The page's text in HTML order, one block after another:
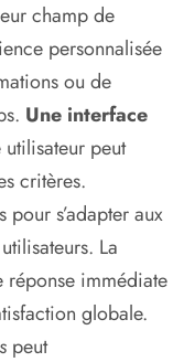
champ de
personnalisée
ou de
Une interface
peut
critères.
s’adapter aux
La
immédiate
globale.
peut